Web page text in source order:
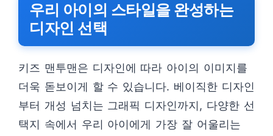
우리 아이의 스타일을 완성하는
디자인 선택
키즈 맨투맨은 디자인에 따라 아이의 이미지를
더욱 돋보이게 할 수 있습니다. 베이직한 디자인
부터 개성 넘치는 그래픽 디자인까지, 다양한 선
택지 속에서 우리 아이에게 가장 잘 어울리는